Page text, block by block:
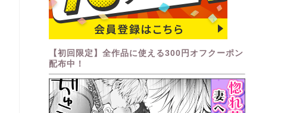
【初回限定】全作品に使える300円オフクーポン
配布中！